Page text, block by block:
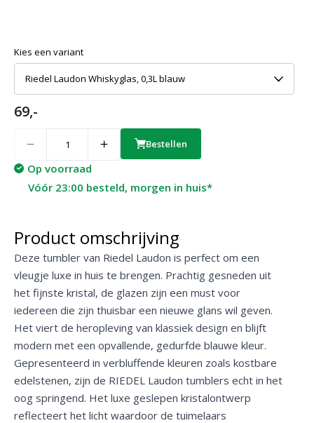
Kies een variant
Riedel Laudon Whiskyglas, 0,3L blauw
69,-
Bestellen
Op voorraad
Vóór 23:00 besteld, morgen in huis*
Product omschrijving
Deze tumbler van Riedel Laudon is perfect om een
vleugje luxe in huis te brengen. Prachtig gesneden uit
het fijnste kristal, de glazen zijn een must voor
iedereen die zijn thuisbar een nieuwe glans wil geven.
Het viert de heropleving van klassiek design en blijft
modern met een opvallende, gedurfde blauwe kleur.
Gepresenteerd in verbluffende kleuren zoals kostbare
edelstenen, zijn de RIEDEL Laudon tumblers echt in het
oog springend. Het luxe geslepen kristalontwerp
reflecteert het licht waardoor de tuimelaars